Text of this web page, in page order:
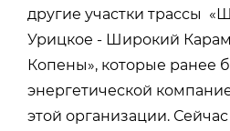
другие участки трассы
Урицкое - Широкий
Копены», которые ранее
энергетической
этой организации. Сейчас